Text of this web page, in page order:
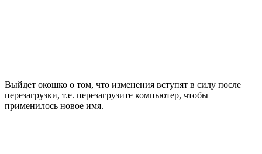
Выйдет окошко о том, что изменения вступят в силу после
перезагрузки, т.е. перезагрузите компьютер, чтобы
применилось новое имя.